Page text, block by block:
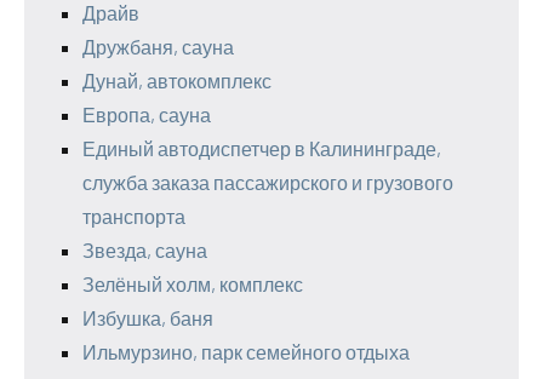
Драйв
Дружбаня, сауна
Дунай, автокомплекс
Европа, сауна
Единый автодиспетчер в Калининграде,
служба заказа пассажирского и грузового
транспорта
Звезда, сауна
Зелёный холм, комплекс
Избушка, баня
Ильмурзино, парк семейного отдыха